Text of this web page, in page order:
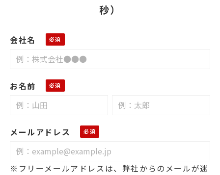
秒）
会社名
お名前
メールアドレス
※フリーメールアドレスは、弊社からのメールが迷